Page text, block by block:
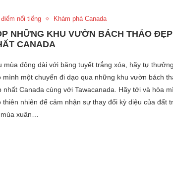
nổi tiếng Khám phá Canada
NHỮNG KHU VƯỜN BÁCH THẢO ĐẸP
CANADA
mùa đông dài với băng tuyết trắng xóa, hãy tự thưởng
mình một chuyến đi dạo qua những khu vườn bách
nhất Canada cùng với Tawacanada. Hãy tới và hòa
thiên nhiên để cảm nhận sự thay đổi kỳ diệu của đất
xuân…